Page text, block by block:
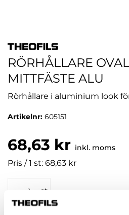
RÖRHÅLLARE
MITTFÄSTE ALU
Rörhållare i aluminium look för
Artikelnr: 605151
68,63 kr inkl. moms
Pris / 1 st: 68,63 kr
st